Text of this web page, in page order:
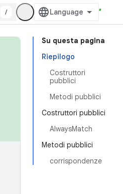
/
Su questa pagina
Riepilogo
Costruttori
pubblici
Metodi pubblici
Costruttori pubblici
AlwaysMatch
Metodi pubblici
corrispondenze